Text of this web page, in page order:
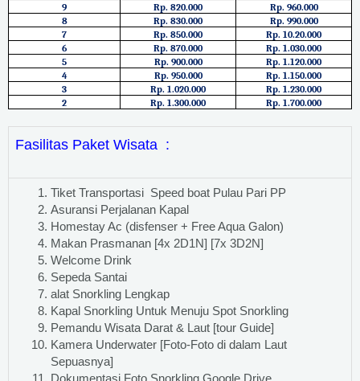
9
Rp. 820.000
Rp. 960.000
8
Rp. 830.000
Rp. 990.000
7
Rp. 850.000
Rp. 10.20.000
6
Rp. 870.000
Rp. 1.030.000
5
Rp. 900.000
Rp. 1.120.000
4
Rp. 950.000
Rp. 1.150.000
3
Rp. 1.020.000
Rp. 1.230.000
2
Rp. 1.300.000 Rp. 1.700.000
Fasilitas Paket Wisata :
Tiket Transportasi Speed boat Pulau Pari PP
Asuransi Perjalanan Kapal
Homestay Ac (disfenser + Free Aqua Galon)
Makan Prasmanan [4x 2D1N] [7x 3D2N]
Welcome Drink
Sepeda Santai
alat Snorkling Lengkap
Kapal Snorkling Untuk Menuju Spot Snorkling
Pemandu Wisata Darat & Laut [tour Guide]
Kamera Underwater [Foto-Foto di dalam Laut
Sepuasnya]